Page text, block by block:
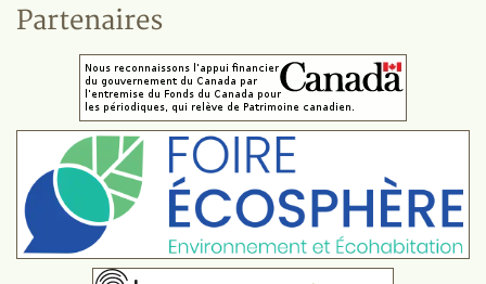
Partenaires